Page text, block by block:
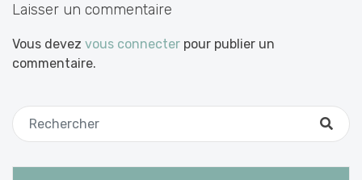
Laisser un commentaire
Vous devez vous connecter pour publier un
commentaire.